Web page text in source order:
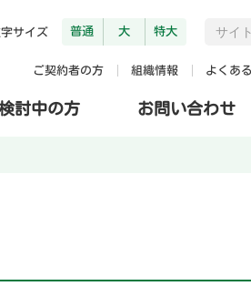
サイズ 普通 大 特大
ご契約者の方 組織情報 よくあ
討中の方 お問い合わせ